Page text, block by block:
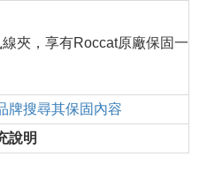
夾，享有Roccat原廠保固一
牌搜尋其保固內容
說明